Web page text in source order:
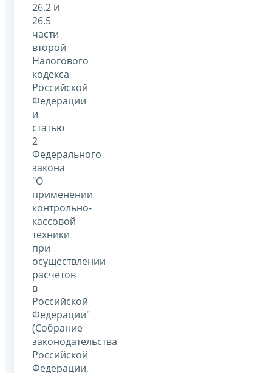
26.2 и
26.5
части
второй
Налогового
кодекса
Российской
Федерации
и
статью
2
Федерального
закона
"О
применении
контрольно-
кассовой
техники
при
осуществлении
расчетов
в
Российской
Федерации"
(Собрание
законодательства
Российской
Федерации,